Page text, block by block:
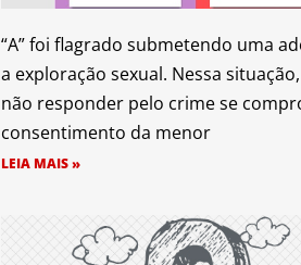
“A” foi flagrado submetendo uma
a exploração sexual. Nessa
não responder pelo crime se
consentimento da menor
LEIA MAIS »